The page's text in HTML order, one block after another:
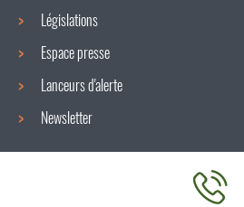
Législations
Espace presse
Lanceurs d'alerte
Newsletter